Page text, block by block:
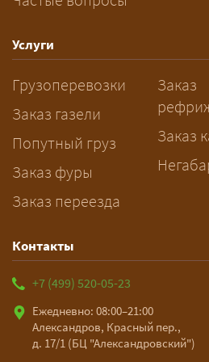
рабочих дней.
рассчитает
подготовку
Услуги
Грузоперевозки
Заказ газели
Попутный груз
Заказ фуры
Заказ переезда
Заказ
Заказ
Контакты
+7 (499) 520-05-23
Ежедневно: 08:00–21:00
Александров, Красный пер.,
д. 17/1 (БЦ "Александровский")